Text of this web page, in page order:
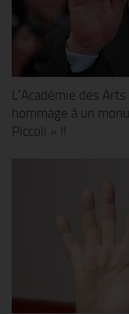
L’Académie des
hommage à un
Piccoli » !!